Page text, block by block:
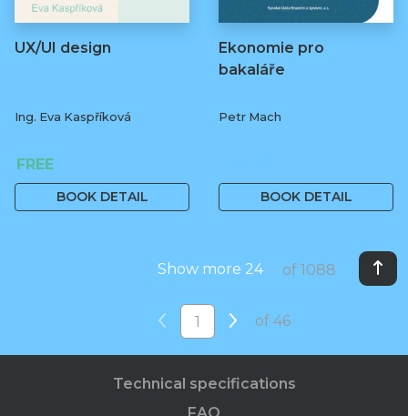
UX/UI design
Ing. Eva Kaspříková
FREE
BOOK DETAIL
Ekonomie pro
bakaláře
Petr Mach
BOOK DETAIL
Show more 24 of 1088
of 46
Technical specifications
FAQ